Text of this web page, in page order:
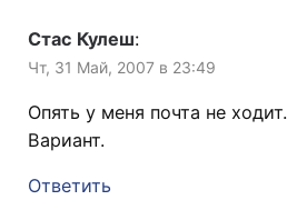
Стас Кулеш:
Чт, 31 Май, 2007 в 23:49
Опять у меня почта не ходит.
Вариант.
Ответить